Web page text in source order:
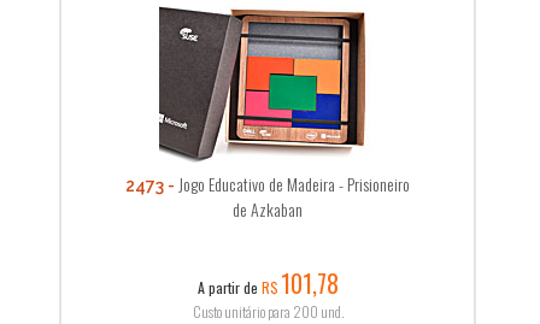
2473
Jogo Educativo de Madeira - Prisioneiro
de Azkaban
A partir de R$ 101,78
Custo unitário para 200 und.